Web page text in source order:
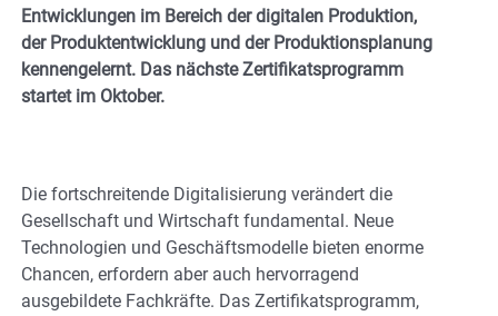
Entwicklungen im Bereich der digitalen Produktion,
der Produktentwicklung und der Produktionsplanung
kennengelernt. Das nächste Zertifikatsprogramm
startet im Oktober.
Die fortschreitende Digitalisierung verändert die
Gesellschaft und Wirtschaft fundamental. Neue
Technologien und Geschäftsmodelle bieten enorme
Chancen, erfordern aber auch hervorragend
ausgebildete Fachkräfte. Das Zertifikatsprogramm,